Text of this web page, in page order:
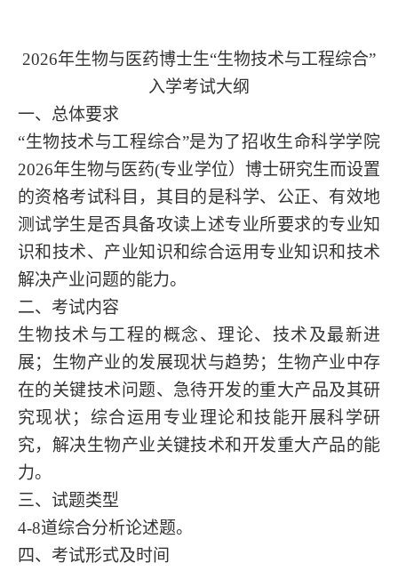
2026年生物与医药博士生“生物技术与工程综合”
入学考试大纲
一、总体要求
“生物技术与工程综合”是为了招收生命科学学院
2026年生物与医药(专业学位）博士研究生而设置
的资格考试科目，其目的是科学、公正、有效地
测试学生是否具备攻读上述专业所要求的专业知
识和技术、产业知识和综合运用专业知识和技术
解决产业问题的能力。
二、考试内容
生物技术与工程的概念、理论、技术及最新进
展；生物产业的发展现状与趋势；生物产业中存
在的关键技术问题、急待开发的重大产品及其研
究现状；综合运用专业理论和技能开展科学研
究，解决生物产业关键技术和开发重大产品的能
力。
三、试题类型
4-8道综合分析论述题。
四、考试形式及时间